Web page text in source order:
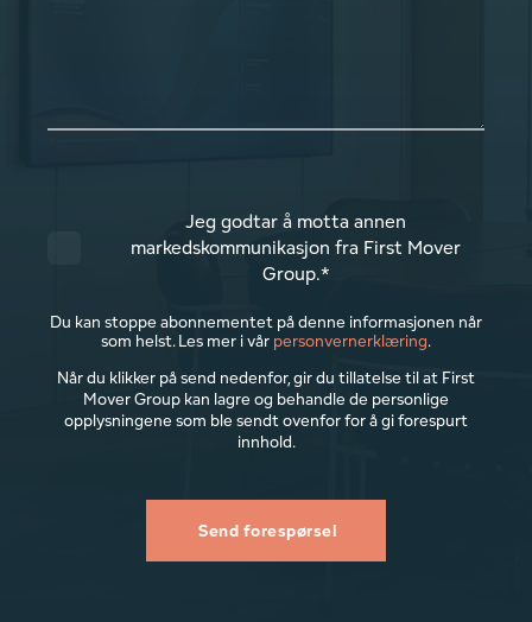
Jeg godtar å motta annen
markedskommunikasjon fra First Mover
Group.*
Du kan stoppe abonnementet på denne informasjonen når
som helst. Les mer i vår personvernerklæring.
Når du klikker på send nedenfor, gir du tillatelse til at First
Mover Group kan lagre og behandle de personlige
opplysningene som ble sendt ovenfor for å gi forespurt
innhold.